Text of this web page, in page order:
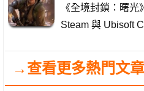
《全境封鎖：曙
Steam 與 Ubisoft
→查看更多熱門文章